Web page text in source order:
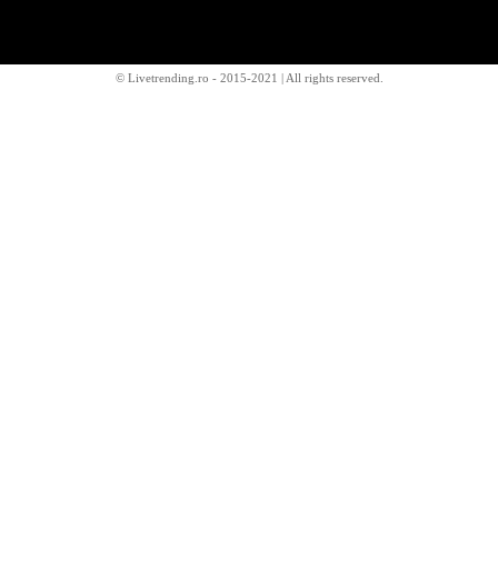
© Livetrending.ro - 2015-2021 | All rights reserved.